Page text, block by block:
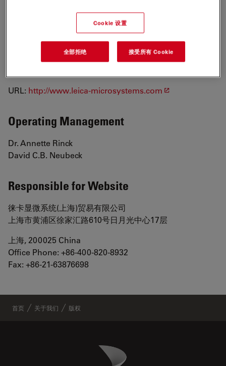
Registration number: HRB 5187
Phone: +49 6441 29-0
URL: http://www.leica-microsystems.com
Operating Management
Dr. Annette Rinck
David C.B. Neubeck
Responsible for Website
徕卡显微系统(上海)贸易有限公司
上海市黄浦区徐家汇路610号日月光中心17层
上海, 200025 China
Office Phone: +86-400-820-8932
Fax: +86-21-63876698
首页 关于我们 版权
Danaher Logo
Cookie 设置
全部拒绝 接受所有 Cookie